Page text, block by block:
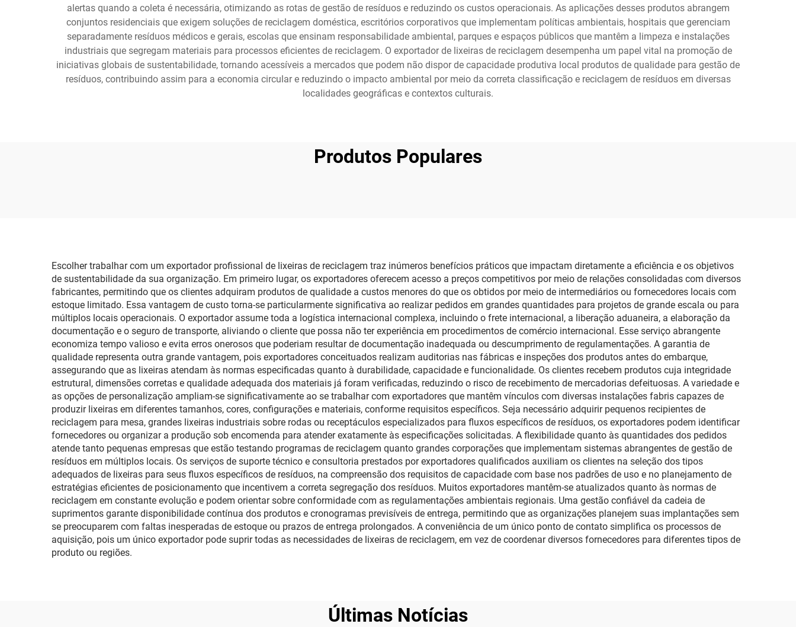
alertas quando a coleta é necessária, otimizando as rotas de gestão de resíduos e reduzindo os custos operacionais. As aplicações desses produtos abrangem
conjuntos residenciais que exigem soluções de reciclagem doméstica, escritórios corporativos que implementam políticas ambientais, hospitais que gerenciam
separadamente resíduos médicos e gerais, escolas que ensinam responsabilidade ambiental, parques e espaços públicos que mantêm a limpeza e instalações
industriais que segregam materiais para processos eficientes de reciclagem. O exportador de lixeiras de reciclagem desempenha um papel vital na promoção de
iniciativas globais de sustentabilidade, tornando acessíveis a mercados que podem não dispor de capacidade produtiva local produtos de qualidade para gestão de
resíduos, contribuindo assim para a economia circular e reduzindo o impacto ambiental por meio da correta classificação e reciclagem de resíduos em diversas
localidades geográficas e contextos culturais.
Produtos Populares
Escolher trabalhar com um exportador profissional de lixeiras de reciclagem traz inúmeros benefícios práticos que impactam diretamente a eficiência e os objetivos
de sustentabilidade da sua organização. Em primeiro lugar, os exportadores oferecem acesso a preços competitivos por meio de relações consolidadas com diversos
fabricantes, permitindo que os clientes adquiram produtos de qualidade a custos menores do que os obtidos por meio de intermediários ou fornecedores locais com
estoque limitado. Essa vantagem de custo torna-se particularmente significativa ao realizar pedidos em grandes quantidades para projetos de grande escala ou para
múltiplos locais operacionais. O exportador assume toda a logística internacional complexa, incluindo o frete internacional, a liberação aduaneira, a elaboração da
documentação e o seguro de transporte, aliviando o cliente que possa não ter experiência em procedimentos de comércio internacional. Esse serviço abrangente
economiza tempo valioso e evita erros onerosos que poderiam resultar de documentação inadequada ou descumprimento de regulamentações. A garantia de
qualidade representa outra grande vantagem, pois exportadores conceituados realizam auditorias nas fábricas e inspeções dos produtos antes do embarque,
assegurando que as lixeiras atendam às normas especificadas quanto à durabilidade, capacidade e funcionalidade. Os clientes recebem produtos cuja integridade
estrutural, dimensões corretas e qualidade adequada dos materiais já foram verificadas, reduzindo o risco de recebimento de mercadorias defeituosas. A variedade e
as opções de personalização ampliam-se significativamente ao se trabalhar com exportadores que mantêm vínculos com diversas instalações fabris capazes de
produzir lixeiras em diferentes tamanhos, cores, configurações e materiais, conforme requisitos específicos. Seja necessário adquirir pequenos recipientes de
reciclagem para mesa, grandes lixeiras industriais sobre rodas ou receptáculos especializados para fluxos específicos de resíduos, os exportadores podem identificar
fornecedores ou organizar a produção sob encomenda para atender exatamente às especificações solicitadas. A flexibilidade quanto às quantidades dos pedidos
atende tanto pequenas empresas que estão testando programas de reciclagem quanto grandes corporações que implementam sistemas abrangentes de gestão de
resíduos em múltiplos locais. Os serviços de suporte técnico e consultoria prestados por exportadores qualificados auxiliam os clientes na seleção dos tipos
adequados de lixeiras para seus fluxos específicos de resíduos, na compreensão dos requisitos de capacidade com base nos padrões de uso e no planejamento de
estratégias eficientes de posicionamento que incentivem a correta segregação dos resíduos. Muitos exportadores mantêm-se atualizados quanto às normas de
reciclagem em constante evolução e podem orientar sobre conformidade com as regulamentações ambientais regionais. Uma gestão confiável da cadeia de
suprimentos garante disponibilidade contínua dos produtos e cronogramas previsíveis de entrega, permitindo que as organizações planejem suas implantações sem
se preocuparem com faltas inesperadas de estoque ou prazos de entrega prolongados. A conveniência de um único ponto de contato simplifica os processos de
aquisição, pois um único exportador pode suprir todas as necessidades de lixeiras de reciclagem, em vez de coordenar diversos fornecedores para diferentes tipos de
produto ou regiões.
Últimas Notícias